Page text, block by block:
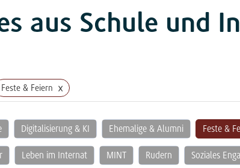
aus Schule und
Feste & Feiern ×
Digitalisierung & KI Ehemalige & Alumni Feste &
Leben im Internat MINT Rudern Soziales